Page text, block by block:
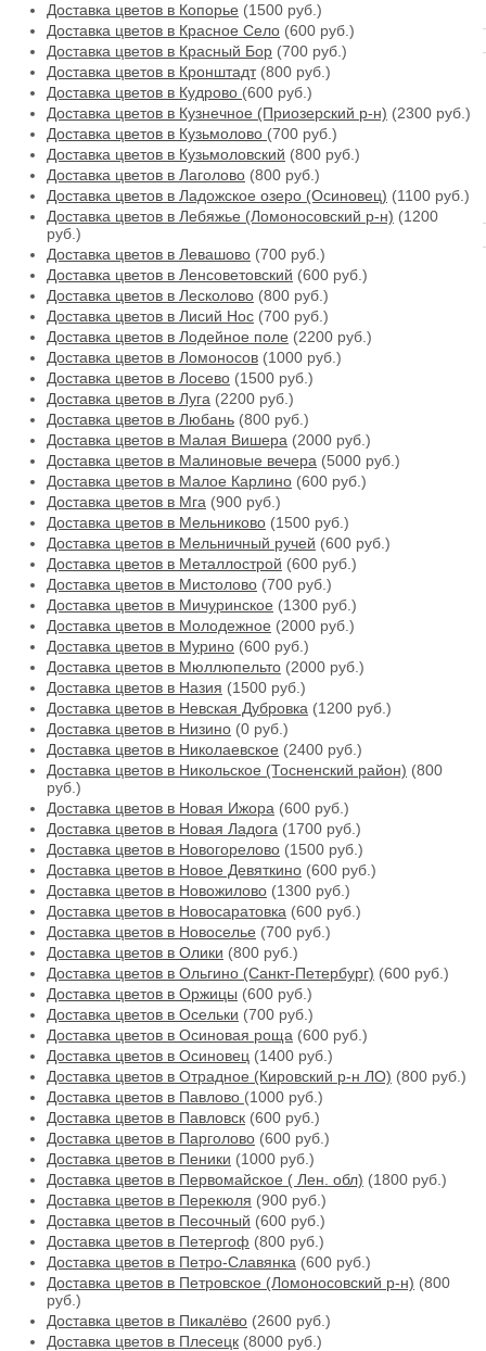
Доставка цветов в Копорье (1500 руб.)
Доставка цветов в Красное Село (600 руб.)
Доставка цветов в Красный Бор (700 руб.)
Доставка цветов в Кронштадт(800 руб.)
Доставка цветов в Кудрово (600 руб.)
Доставка цветов в Кузнечное (Приозерский р-н) (2300 руб.)
Доставка цветов в Кузьмолово (700 руб.)
Доставка цветов в Кузьмоловский (800 руб.)
Доставка цветов в Лаголово (800 руб.)
Доставка цветов в Ладожское озеро (Осиновец) (1100 руб.)
Доставка цветов в Лебяжье (Ломоносовский р-н) (1200
руб.)
Доставка цветов в Левашово (700 руб.)
Доставка цветов в Ленсоветовский (600 руб.)
Доставка цветов в Лесколово (800 руб.)
Доставка цветов в Лисий Нос (700 руб.)
Доставка цветов в Лодейное поле (2200 руб.)
Доставка цветов в Ломоносов (1000 руб.)
Доставка цветов в Лосево (1500 руб.)
Доставка цветов в Луга (2200 руб.)
Доставка цветов в Любань (800 руб.)
Доставка цветов в Малая Вишера (2000 руб.)
Доставка цветов в Малиновые вечера (5000 руб.)
Доставка цветов в Малое Карлино (600 руб.)
Доставка цветов в Мга (900 руб.)
Доставка цветов в Мельниково (1500 руб.)
Доставка цветов в Мельничный ручей (600 руб.)
Доставка цветов в Металлострой (600 руб.)
Доставка цветов в Мистолово (700 руб.)
Доставка цветов в Мичуринское (1300 руб.)
Доставка цветов в Молодежное (2000 руб.)
Доставка цветов в Мурино (600 руб.)
Доставка цветов в Мюллюпельто (2000 руб.)
Доставка цветов в Назия (1500 руб.)
Доставка цветов в Невская Дубровка (1200 руб.)
Доставка цветов в Низино (0 руб.)
Доставка цветов в Николаевское (2400 руб.)
Доставка цветов в Никольское (Тосненский район) (800
руб.)
Доставка цветов в Новая Ижора (600 руб.)
Доставка цветов в Новая Ладога (1700 руб.)
Доставка цветов в Новогорелово (1500 руб.)
Доставка цветов в Новое Девяткино (600 руб.)
Доставка цветов в Новожилово (1300 руб.)
Доставка цветов в Новосаратовка (600 руб.)
Доставка цветов в Новоселье (700 руб.)
Доставка цветов в Олики (800 руб.)
Доставка цветов в Ольгино (Санкт-Петербург) (600 руб.)
Доставка цветов в Оржицы (600 руб.)
Доставка цветов в Осельки (700 руб.)
Доставка цветов в Осиновая роща (600 руб.)
Доставка цветов в Осиновец (1400 руб.)
Доставка цветов в Отрадное (Кировский р-н ЛО) (800 руб.)
Доставка цветов в Павлово (1000 руб.)
Доставка цветов в Павловск (600 руб.)
Доставка цветов в Парголово (600 руб.)
Доставка цветов в Пеники (1000 руб.)
Доставка цветов в Первомайское ( Лен. обл) (1800 руб.)
Доставка цветов в Перекюля (900 руб.)
Доставка цветов в Песочный (600 руб.)
Доставка цветов в Петергоф (800 руб.)
Доставка цветов в Петро-Славянка (600 руб.)
Доставка цветов в Петровское (Ломоносовский р-н) (800
руб.)
Доставка цветов в Пикалёво (2600 руб.)
Доставка цветов в Плесецк (8000 руб.)